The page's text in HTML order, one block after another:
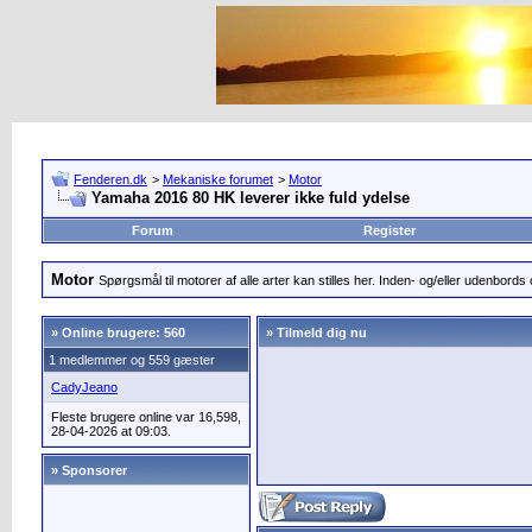
Fenderen.dk > Mekaniske forumet > Motor
Yamaha 2016 80 HK leverer ikke fuld ydelse
Forum Register
Motor Spørgsmål til motorer af alle arter kan stilles her. Inden- og/eller
» Online brugere: 560
1 medlemmer og 559 gæster
CadyJeano
Fleste brugere online var 16,598,
28-04-2026 at 09:03.
» Sponsorer
» Tilmeld dig nu